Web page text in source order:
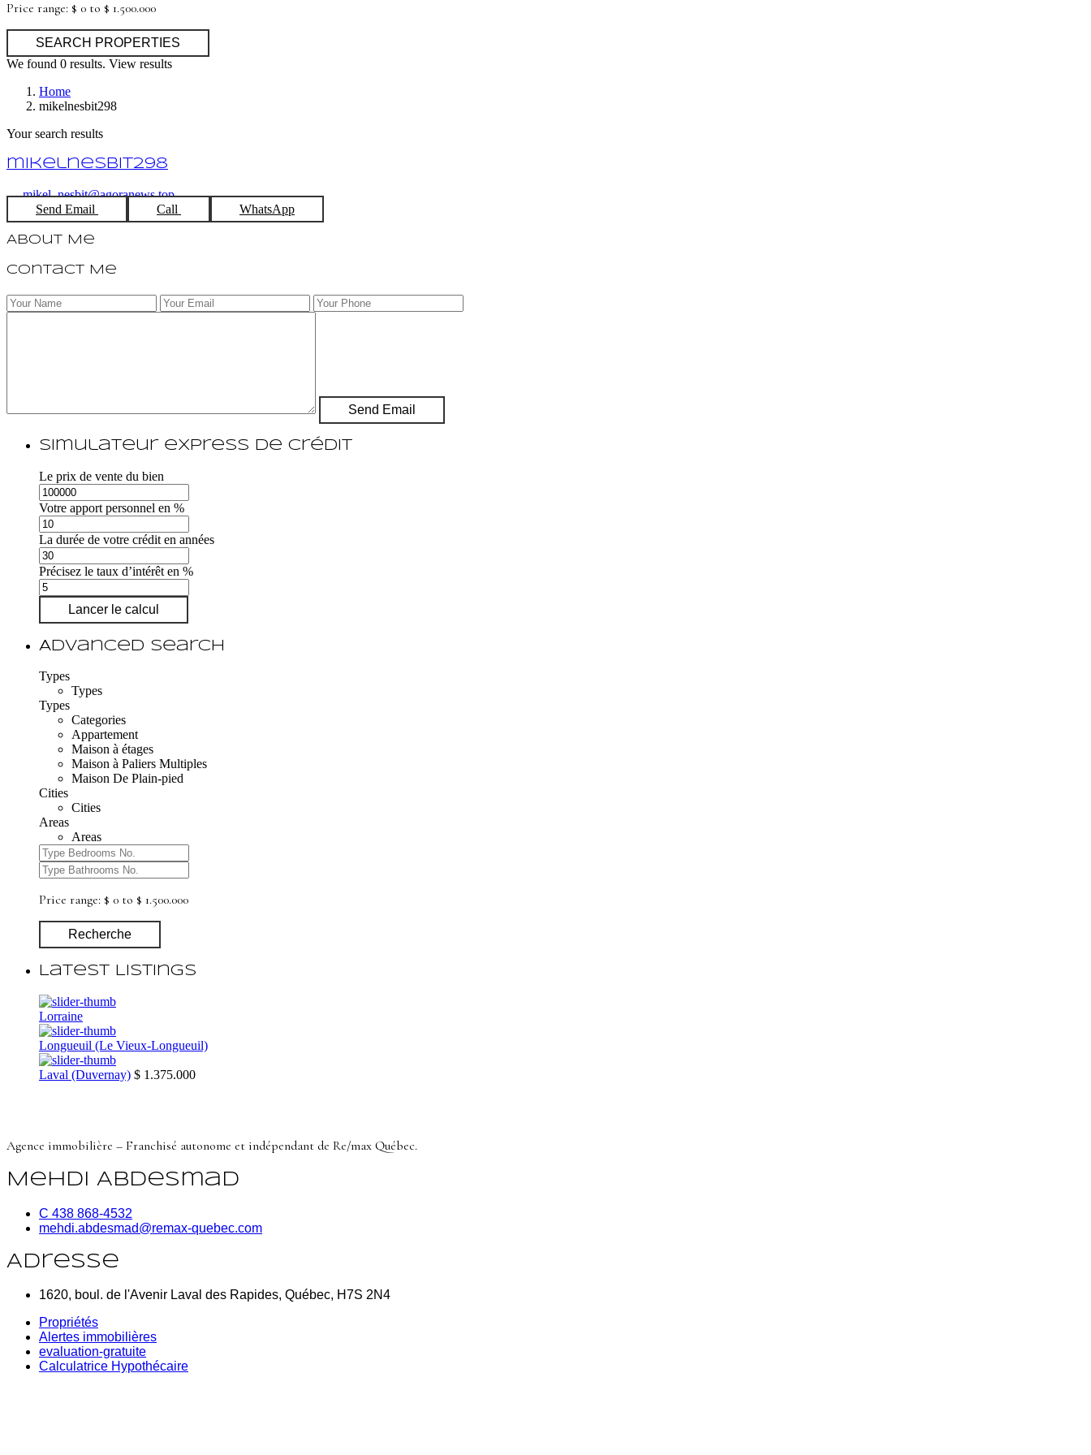
Price range: $ 0 to $ 1.500.000
We found 0 results. View results
Home
mikelnesbit298
Your search results
mikelnesbit298
mikel_nesbit@agoranews.top
Send Email
Call WhatsApp
About Me
Contact Me
Simulateur express de crédit
Le prix de vente du bien
Votre apport personnel en %
La durée de votre crédit en années
Précisez le taux d’intérêt en %
Lancer le calcul
Advanced Search
Types
Types
Types
Categories
Appartement
Maison à étages
Maison à Paliers Multiples
Maison De Plain-pied
Cities
Cities
Areas
Areas
Price range: $ 0 to $ 1.500.000
Recherche
Latest Listings
Lorraine
Longueuil (Le Vieux-Longueuil)
Laval (Duvernay) $ 1.375.000
Agence immobilière – Franchisé autonome et indépendant de Re/max Québec.
Mehdi Abdesmad
C 438 868-4532
mehdi.abdesmad@remax-quebec.com
Adresse
1620, boul. de l'Avenir Laval des Rapides, Québec, H7S 2N4
Propriétés
Alertes immobilières
evaluation-gratuite
Calculatrice Hypothécaire